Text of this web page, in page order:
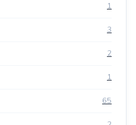
1
3
2
1
65